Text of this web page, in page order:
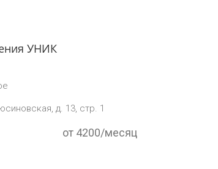
УНИК
д. 13, стр. 1
от 4200/месяц